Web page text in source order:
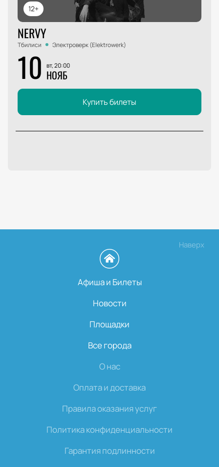
12+
NERVY
Тбилиси Электроверк (Elektrowerk)
10 вт, 20:00
НОЯБ
Купить билеты
Наверх
Афиша и Билеты
Новости
Площадки
Все города
О нас
Оплата и доставка
Правила оказания услуг
Политика конфиденциальности
Гарантия подлинности